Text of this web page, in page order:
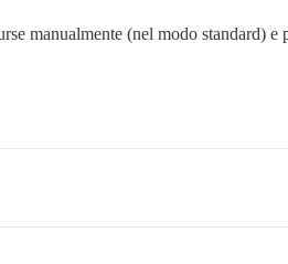
manualmente (nel modo standard) e